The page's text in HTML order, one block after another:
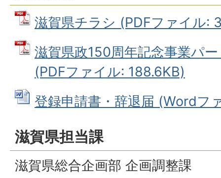
滋賀県チラシ (PDFファイル:
滋賀県政150周年記念事業パ
(PDFファイル: 188.6KB)
登録申請書・辞退届 (Wordフ
滋賀県担当課
滋賀県総合企画部 企画調整課